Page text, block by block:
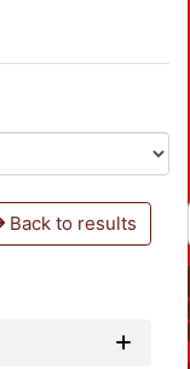
Back to results